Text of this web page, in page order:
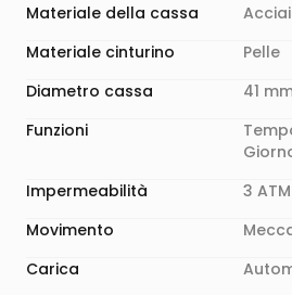
Materiale della cassa
Materiale cinturino
Pelle
Diametro cassa
41
Funzioni
Impermeabilità
3
Movimento
Carica